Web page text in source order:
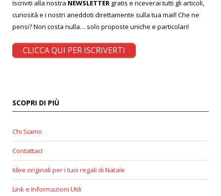
Iscriviti alla nostra NEWSLETTER gratis e riceverai tutti gli articoli,
curiosità e i nostri aneddoti direttamente sulla tua mail! Che ne
pensi? Non costa nulla… solo proposte uniche e particolari!
CLICCA QUI PER ISCRIVERTI
SCOPRI DI PIÙ
Chi Siamo
Contattaci
Idee originali per i tuoi regali di Natale
Link e Informazioni Utili